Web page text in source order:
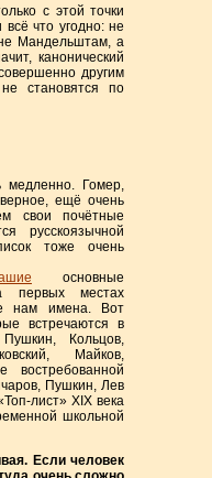
с этой точки
что угодно: не
Мандельштам, а
канонический
другим
становятся по
медленно. Гомер,
ещё очень
свои почётные
русскоязычной
тоже очень
основные
первых местах
нам имена. Вот
встречаются в
Кольцов,
Майков,
востребованной
Пушкин, Лев
лист» XIX века
школьной
Если человек